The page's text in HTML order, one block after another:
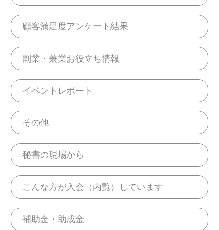
顧客満足度アンケート結果
副業・兼業お役立ち情報
イベントレポート
その他
秘書の現場から
こんな方が入会（内覧）しています
補助金・助成金